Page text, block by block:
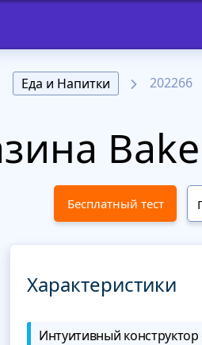
Еда и Напитки 202266
Бесплатный тест
Характеристики
Интуитивный конструктор